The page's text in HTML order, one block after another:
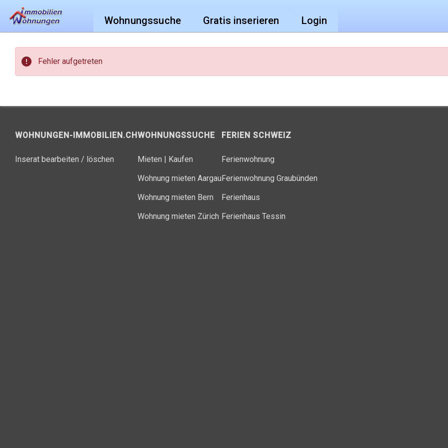
Wohnungssuche Gratis inserieren Login
error Fehler aufgetreten
WOHNUNGEN-IMMOBILIEN.CH
Inserat bearbeiten / löschen
WOHNUNGSSUCHE
Mieten | Kaufen
Wohnung mieten Aargau
Wohnung mieten Bern
Wohnung mieten Zürich
FERIEN SCHWEIZ
Ferienwohnung
Ferienwohnung Graubünden
Ferienhaus
Ferienhaus Tessin